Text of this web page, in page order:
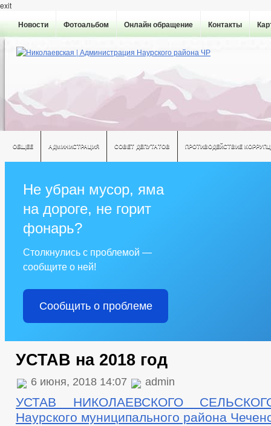
exit
Новости Фотоальбом Онлайн обращение Контакты
ОБЩЕЕ АДМИНИСТРАЦИЯ СОВЕТ ДЕПУТАТОВ ПРОТИВОДЕЙСТВИЕ
Не убран мусор, яма
на дороге, не горит
фонарь?
Столкнулись с проблемой —
сообщите о ней!
Сообщить о проблеме
УСТАВ на 2018 год
6 июня, 2018 14:07 admin
УСТАВ НИКОЛАЕВСКОГО
Наурского муниципального района